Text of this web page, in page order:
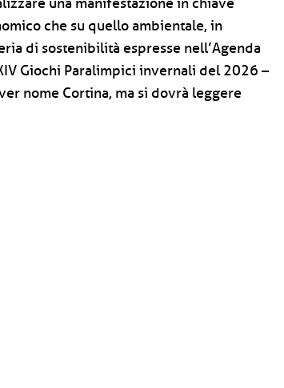
che su quello ambientale, in
di sostenibilità espresse nell’Agenda
Giochi Paralimpici invernali del 2026 –
nome Cortina, ma si dovrà leggere